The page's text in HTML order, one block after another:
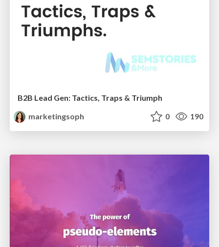
B2B Lead Gen: Tactics, Traps & Triumph
marketingsoph
0 190